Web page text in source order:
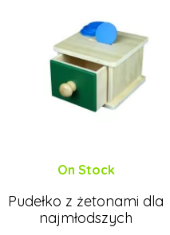
On Stock
Pudełko z żetonami dla
najmłodszych